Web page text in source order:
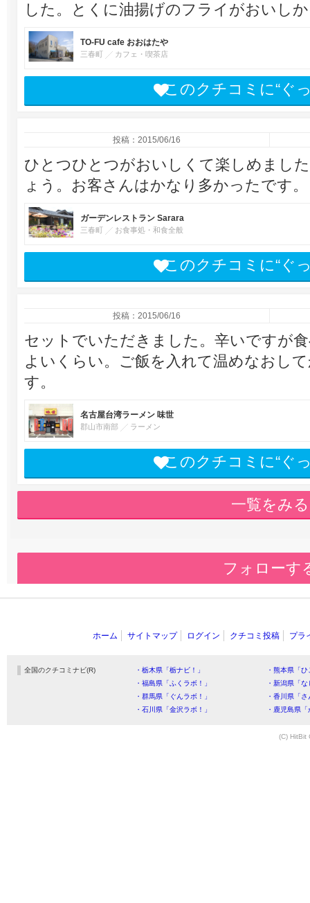
した。とくに油揚げのフライがおいし
TO-FU cafe おおはたや
三春町 カフェ・喫茶店
このクチコミに“ぐ
投稿：2015/06/16
ひとつひとつがおいしくて楽しめまし
ょう。お客さんはかなり多かったです。
ガーデンレストラン Sarara
三春町 お食事処・和食全般
このクチコミに“ぐ
投稿：2015/06/16
セットでいただきました。辛いですが
よいくらい。ご飯を入れて温めなおし
す。
名古屋台湾ラーメン 味世
郡山市南部 ラーメン
このクチコミに“ぐ
一覧をみる
フォローす
ホーム サイトマップ ログイン クチコミ投稿 プラ
全国のクチコミナビ(R) ・栃木県「栃ナビ！」
・熊本県「
・福島県「ふくラボ！」
・新潟県「
・群馬県「ぐんラボ！」
・香川県「
・石川県「金沢ラボ！」
・鹿児島県
(C) HitBit